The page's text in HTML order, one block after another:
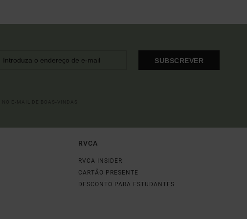
SUBSCREVER
RVCA
RVCA INSIDER
CARTÃO PRESENTE
DESCONTO PARA ESTUDANTES